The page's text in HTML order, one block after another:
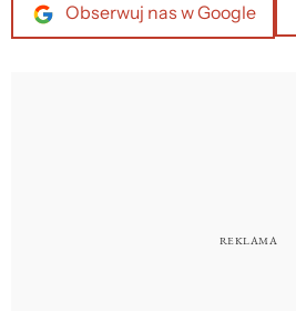
Obserwuj nas w Google